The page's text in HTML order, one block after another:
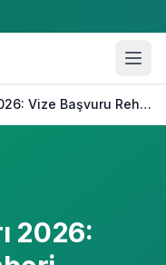
Umre Vize Şartları 2026: Vize Başvuru Rehberi
2026: